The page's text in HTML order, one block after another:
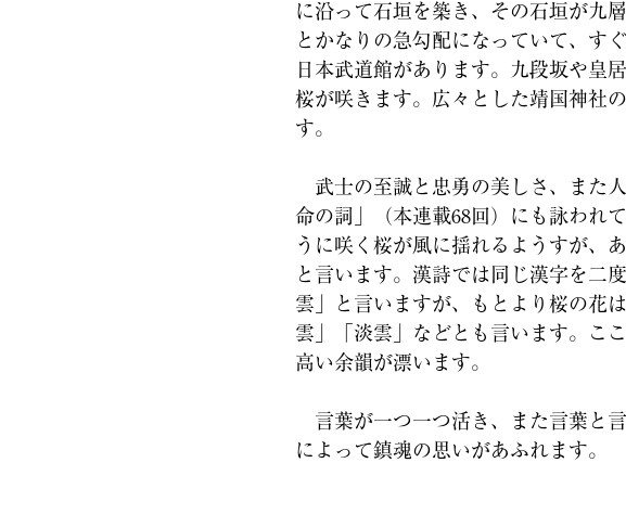
に沿って石垣を築き、その石垣が九
とかなりの急勾配になっていて、す
日本武道館があります。九段坂や皇
桜が咲きます。広々とした靖国神社
す。
武士の至誠と忠勇の美しさ、また
命の詞」（本連載68回）にも詠われ
うに咲く桜が風に揺れるようすが、
と言います。漢詩では同じ漢字を二
雲」と言いますが、もとより桜の花
雲」「淡雲」などとも言います。こ
高い余韻が漂います。
言葉が一つ一つ活き、また言葉と
によって鎮魂の思いがあふれます。